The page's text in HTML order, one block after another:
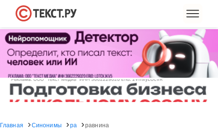
Главная Синонимы ра равнина